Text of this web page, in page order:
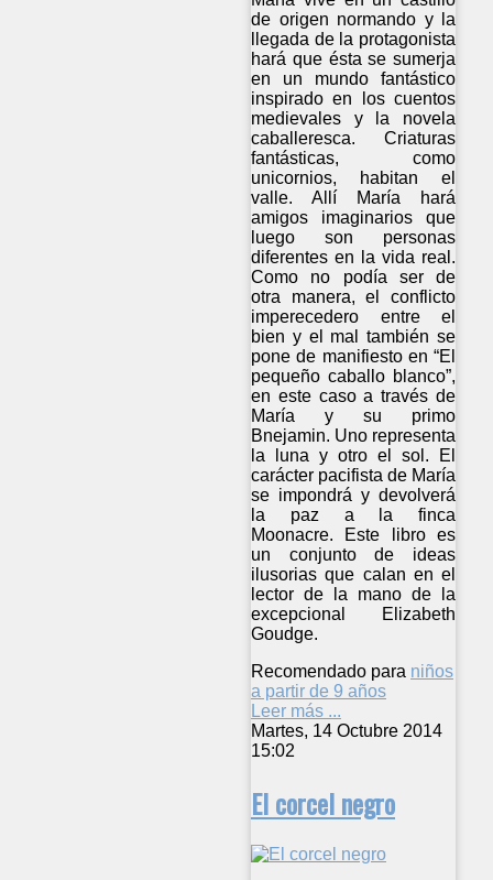
de origen normando y la
llegada de la protagonista
hará que ésta se sumerja
en un mundo fantástico
inspirado en los cuentos
medievales y la novela
caballeresca. Criaturas
fantásticas, como
unicornios, habitan el
valle. Allí María hará
amigos imaginarios que
luego son personas
diferentes en la vida real.
Como no podía ser de
otra manera, el conflicto
imperecedero entre el
bien y el mal también se
pone de manifiesto en “El
pequeño caballo blanco”,
en este caso a través de
María y su primo
Bnejamin. Uno representa
la luna y otro el sol. El
carácter pacifista de María
se impondrá y devolverá
la paz a la finca
Moonacre. Este libro es
un conjunto de ideas
ilusorias que calan en el
lector de la mano de la
excepcional Elizabeth
Goudge.
Recomendado para niños
a partir de 9 años
Leer más ...
Martes, 14 Octubre 2014
15:02
El corcel negro